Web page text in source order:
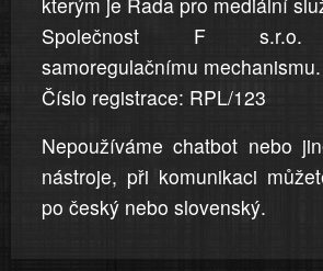
Společnost F s.r.o.
samoregulačnímu mechanismu.
Číslo registrace: RPL/123
Nepoužíváme chatbot nebo
nástroje, při komunikaci
po český nebo slovenský.